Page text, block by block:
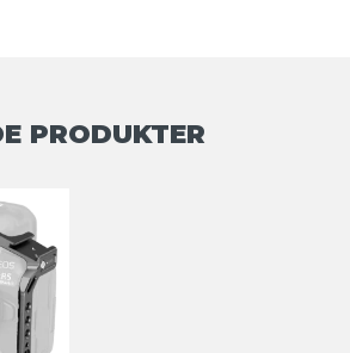
PRODUKTER